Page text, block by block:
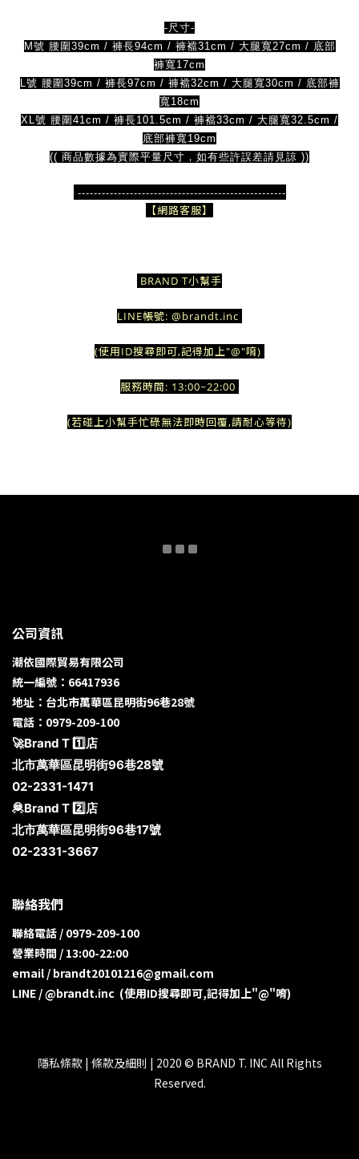
-尺寸-
M號 腰圍39cm / 褲長94cm / 褲襠31cm / 大腿寬27cm / 底部
褲寬17cm
L號 腰圍39cm / 褲長97cm / 褲襠32cm / 大腿寬30cm / 底部褲
寬18cm
XL號 腰圍41cm / 褲長101.5cm / 褲襠33cm / 大腿寬32.5cm /
底部褲寬19cm
(( 商品數據為實際平量尺寸，如有些許誤差請見諒 ))
----------------------------------------------------
【網路客服】
BRAND T小幫手
LINE帳號: @brandt.inc
(使用ID搜尋即可,記得加上"@"唷)
服務時間: 13:00~22:00
(若碰上小幫手忙碌無法即時回覆,請耐心等待)
公司資訊
潮依國際貿易有限公司
統一編號：66417936
地址：台北市萬華區昆明街96巷28號
電話：0979-209-100
🚀Brand T 1️⃣店
北市萬華區昆明街96巷28號
02-2331-1471
🦧Brand T 2️⃣店
北市萬華區昆明街96巷17號
02-2331-3667
聯絡我們
聯絡電話 / 0979-209-100
營業時間 / 13:00-22:00
email / brandt20101216@gmail.com
LINE / @brandt.inc (使用ID搜尋即可,記得加上"@"唷)
隱私條款 | 條款及細則 | 2020 © BRAND T. INC All Rights
Reserved.